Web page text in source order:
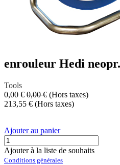
enrouleur Hedi
Tools
0,00 € 0,00€ (Hors taxes)
213,55 € (Hors taxes)
Ajouter au panier
Ajouter à la liste de souhaits
Conditions générales